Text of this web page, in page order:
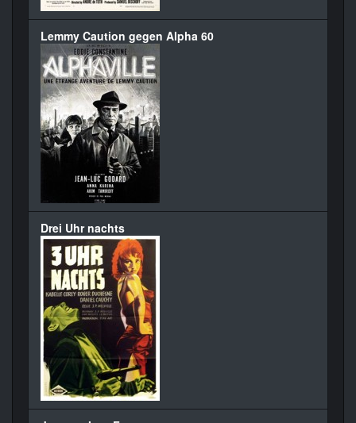
Lemmy Caution gegen Alpha 60
Drei Uhr nachts